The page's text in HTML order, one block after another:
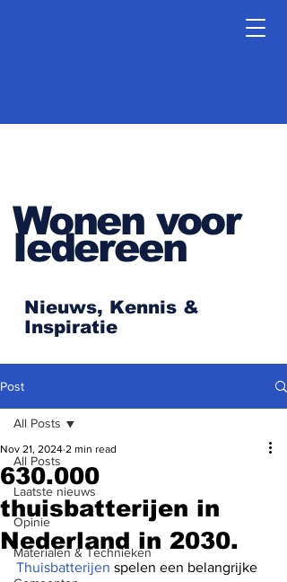
Wonen voor
Iedereen
Nieuws, Kennis &
Inspiratie
Post
All Posts
Laatste nieuws
Opinie
Materialen & Technieken
All Posts
630.000
thuisbatterijen in
Nederland in 2030.
Nov 21, 2024 2 min read
Thuisbatterijen spelen een belangrijke